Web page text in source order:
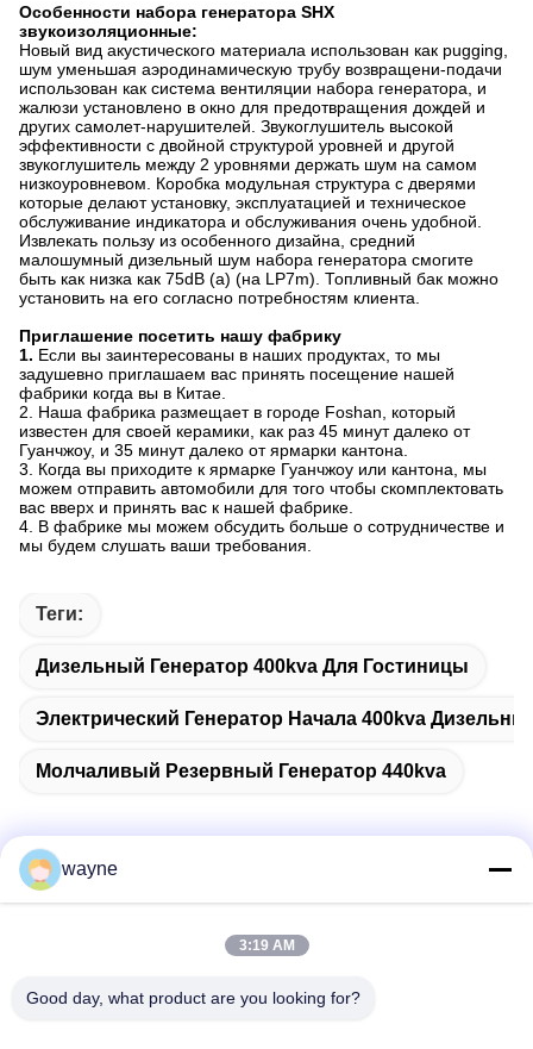
Особенности набора генератора SHX
звукоизоляционные:
Новый вид акустического материала использован как pugging,
шум уменьшая аэродинамическую трубу возвращени-подачи
использован как система вентиляции набора генератора, и
жалюзи установлено в окно для предотвращения дождей и
других самолет-нарушителей. Звукоглушитель высокой
эффективности с двойной структурой уровней и другой
звукоглушитель между 2 уровнями держать шум на самом
низкоуровневом. Коробка модульная структура с дверями
которые делают установку, эксплуатацией и техническое
обслуживание индикатора и обслуживания очень удобной.
Извлекать пользу из особенного дизайна, средний
малошумный дизельный шум набора генератора смогите
быть как низка как 75dB (a) (на LP7m). Топливный бак можно
установить на его согласно потребностям клиента.
Приглашение посетить нашу фабрику
1. Если вы заинтересованы в наших продуктах, то мы
задушевно приглашаем вас принять посещение нашей
фабрики когда вы в Китае.
2. Наша фабрика размещает в городе Foshan, который
известен для своей керамики, как раз 45 минут далеко от
Гуанчжоу, и 35 минут далеко от ярмарки кантона.
3. Когда вы приходите к ярмарке Гуанчжоу или кантона, мы
можем отправить автомобили для того чтобы скомплектовать
вас вверх и принять вас к нашей фабрике.
4. В фабрике мы можем обсудить больше о сотрудничестве и
мы будем слушать ваши требования.
Теги:
Дизельный Генератор 400kva Для Гостиницы
Электрический Генератор Начала 400kva
Молчаливый Резервный Генератор 440kva
Но. 1, дорога Xinglong 2-ая, индустриальная зона
wayne
3:19 AM
Good day, what product are you looking for?